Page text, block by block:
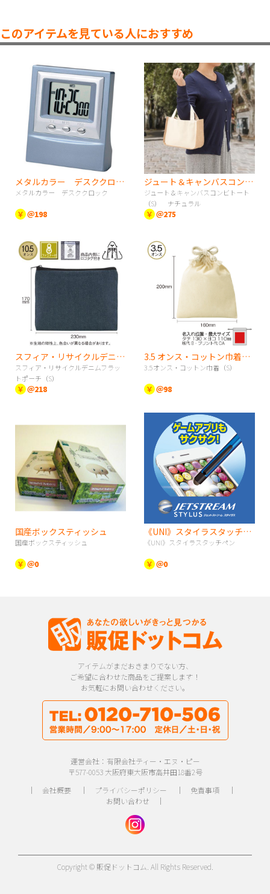
このアイテムを見ている人におすすめ
メタルカラー デスククロック
メタルカラー デスククロック
￥ ＠198
ジュート＆キャンバスコンビトート（S） ナチュラル
ジュート＆キャンバスコンビトート
（S） ナチュラル
￥ ＠275
スフィア・リサイクルデニムフラットポーチ（S）
スフィア・リサイクルデニムフラッ
トポーチ（S）
￥ ＠218
3.5 オンス・コットン巾着（S）
3.5オンス・コットン巾着（S）
￥ ＠98
国産ボックスティッシュ
国産ボックスティッシュ
￥ ＠0
《UNI》スタイラスタッチペン
《UNI》スタイラスタッチペン
￥ ＠0
アイテムがまだおきまりでない方、
ご希望に合わせた商品をご提案します！
お気軽にお問い合わせください。
運営会社：有限会社ティー・エヌ・ピー
〒577-0053 大阪府東大阪市高井田18番2号
｜ 会社概要｜ プライバシーポリシー ｜ 免責事項｜
お問い合わせ ｜
Copyright © 販促ドットコム. All Rights Reserved.